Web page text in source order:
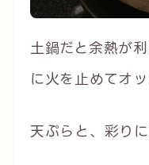
土鍋だと余熱が
に火を止めてオッ
天ぷらと、彩り